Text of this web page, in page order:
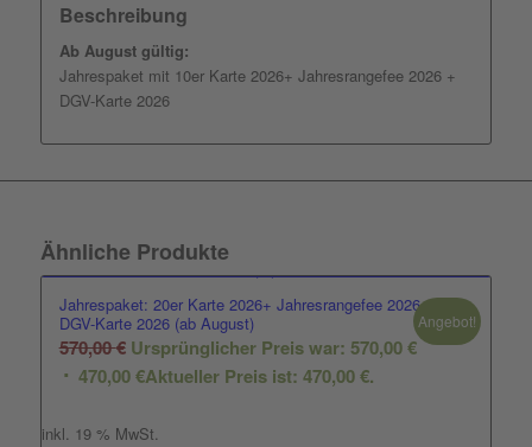
Beschreibung
Ab August gültig:
Jahrespaket mit 10er Karte 2026+ Jahresrangefee 2026 +
DGV-Karte 2026
Ähnliche Produkte
Jahrespaket: 20er Karte 2026+ Jahresrangefee 2026+
DGV-Karte 2026 (ab August)
570,00€ Ursprünglicher Preis war: 570,00 €
470,00€Aktueller Preis ist: 470,00 €.
Angebot!
inkl. 19 % MwSt.